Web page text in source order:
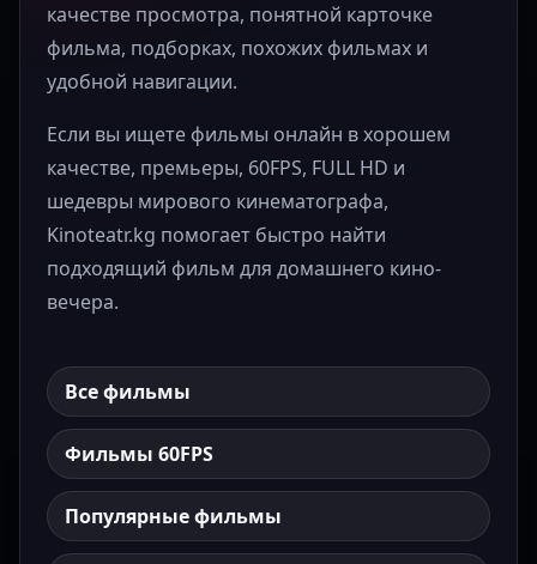
качестве просмотра, понятной карточке
фильма, подборках, похожих фильмах и
удобной навигации.
Если вы ищете фильмы онлайн в хорошем
качестве, премьеры, 60FPS, FULL HD и
шедевры мирового кинематографа,
Kinoteatr.kg помогает быстро найти
подходящий фильм для домашнего кино-
вечера.
Все фильмы
Фильмы 60FPS
Популярные фильмы